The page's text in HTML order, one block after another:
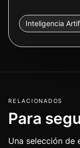
Inteligencia
RELACIONADOS
Para
Una selección de